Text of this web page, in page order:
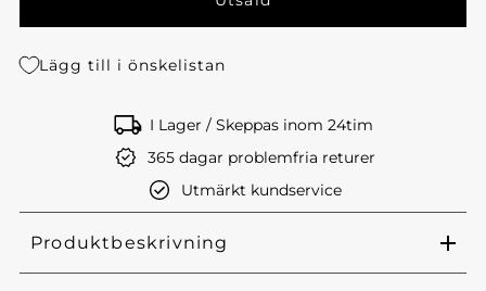
Lägg till i önskelistan
I Lager / Skeppas inom 24tim
365 dagar problemfria returer
Utmärkt kundservice
Produktbeskrivning